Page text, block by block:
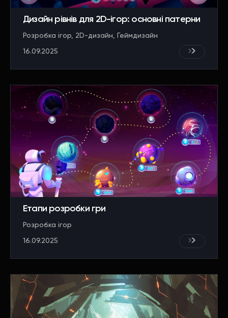
Дизайн рівнів для 2D-ігор: основні патерни
Розробка ігор 2D-дизайн Геймдизайн
16.09.2025
Етапи розробки гри
Розробка ігор
16.09.2025